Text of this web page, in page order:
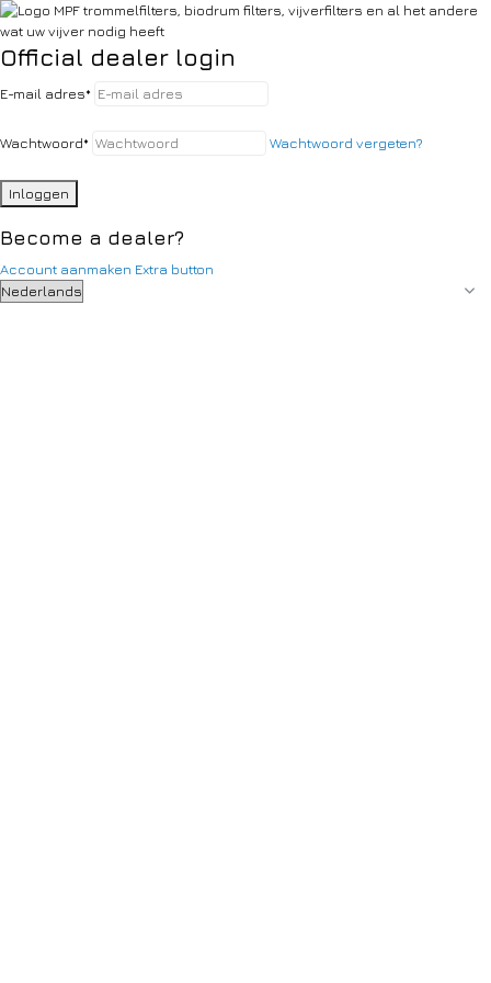
Official dealer login
E-mail adres*
Wachtwoord* Wachtwoord vergeten?
Inloggen
Become a dealer?
Account aanmaken Extra button